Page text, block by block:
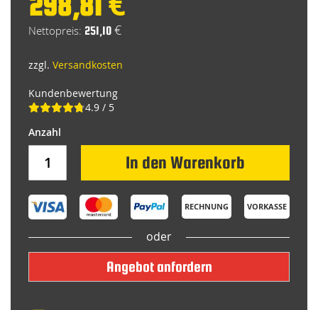
251,10 €
zzgl. Versandkosten
Kundenbewertung
4.9 / 5
In den Warenkorb
RECHNUNG VORKASSE
oder
Angebot anfordern